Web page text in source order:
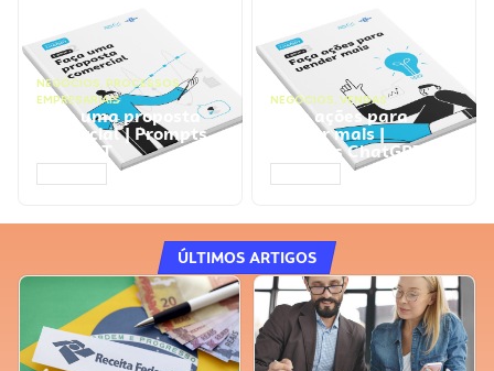
NEGÓCIOS, PROCESSOS
EMPRESARIAIS
Faça uma proposta
comercial | Prompts
ChatGPT
NEGÓCIOS, VENDAS
Faça ações para
vender mais |
Prompts ChatGPT
ÚLTIMOS ARTIGOS